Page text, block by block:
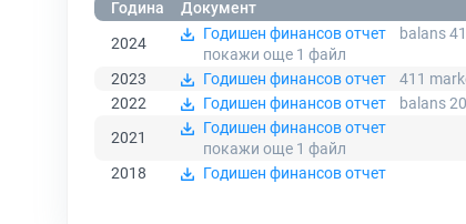
Година
Документ
2024
Годишен финансов отчет
balans
покажи още 1 файл
2023
Годишен финансов отчет
411
2022
Годишен финансов отчет
balans
2021
Годишен финансов отчет
покажи още 1 файл
2018
Годишен финансов отчет